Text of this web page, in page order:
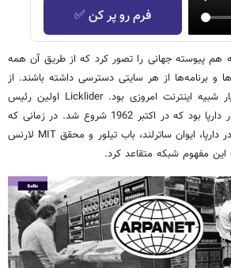
فرم رو پر کن ✅
هم پیوسته جهانی را تصور کرد که از طریق آن همه
و برنامه‌ها از هر سایتی دسترسی داشته باشند. از
نظر روحی، این مفهوم بسیار شبیه اینترنت امروزی بود. Licklider اولین رئیس
برنامه تحقیقات کامپیوتری در دارپا بود که در اکتبر 1962 شروع شد. در زمانی که
در دارپا بود، جانشینان خود در دارپا، ایوان ساترلند، باب تیلور و محقق MIT لارنس
این مفهوم شبکه متقاعد کرد.